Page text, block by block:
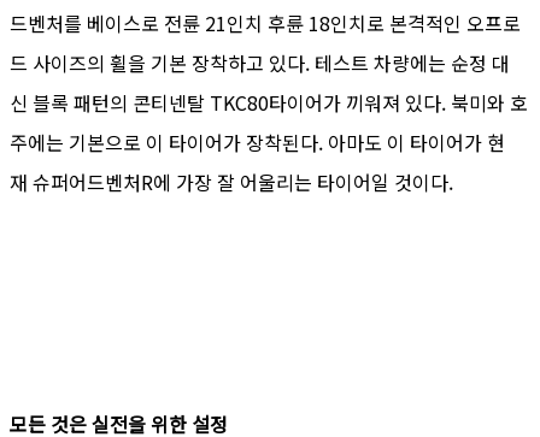
드벤처를 베이스로 전륜 21인치 후륜 18인치로 본격적인 오프로
드 사이즈의 휠을 기본 장착하고 있다. 테스트 차량에는 순정 대
신 블록 패턴의 콘티넨탈 TKC80타이어가 끼워져 있다. 북미와 호
주에는 기본으로 이 타이어가 장착된다. 아마도 이 타이어가 현
재 슈퍼어드벤처R에 가장 잘 어울리는 타이어일 것이다.
모든 것은 실전을 위한 설정